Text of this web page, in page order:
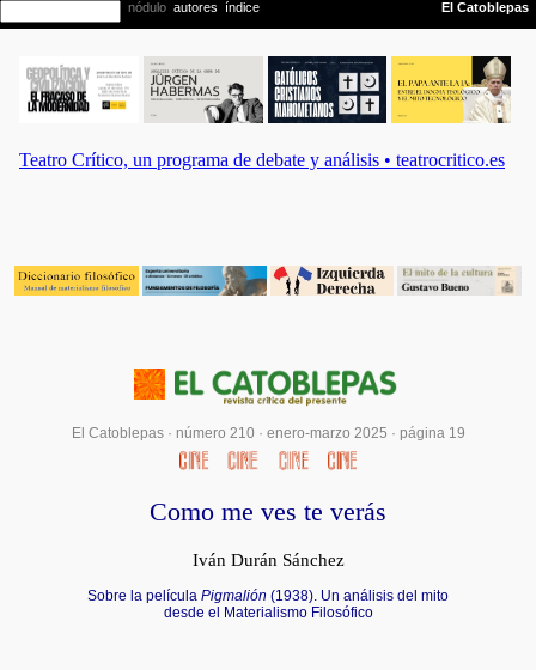
El Catoblepas · número 210 · enero-marzo 2025 · página 19
Como me ves te verás
Iván Durán Sánchez
Sobre la película Pigmalión (1938). Un análisis del mito
desde el Materialismo Filosófico